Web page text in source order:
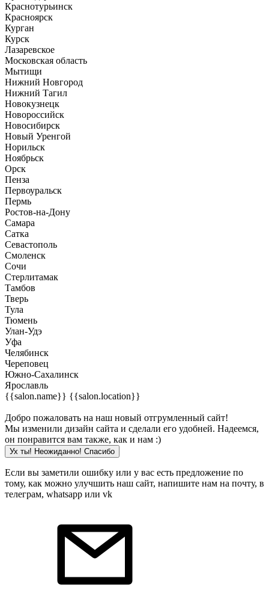
Краснотурьинск
Красноярск
Курган
Курск
Лазаревское
Московская область
Мытищи
Нижний Новгород
Нижний Тагил
Новокузнецк
Новороссийск
Новосибирск
Новый Уренгой
Норильск
Ноябрьск
Орск
Пенза
Первоуральск
Пермь
Ростов-на-Дону
Самара
Сатка
Севастополь
Смоленск
Сочи
Стерлитамак
Тамбов
Тверь
Тула
Тюмень
Улан-Удэ
Уфа
Челябинск
Череповец
Южно-Сахалинск
Ярославль
{{salon.name}} {{salon.location}}
Добро пожаловать на наш новый отгрумленный сайт!
Мы изменили дизайн сайта и сделали его удобней. Надеемся,
он понравится вам также, как и нам :)
Ух ты! Неожиданно! Cпасибо
Если вы заметили ошибку или у вас есть предложение по
тому, как можно улучшить наш сайт, напишите нам на почту, в
телеграм, whatsapp или vk